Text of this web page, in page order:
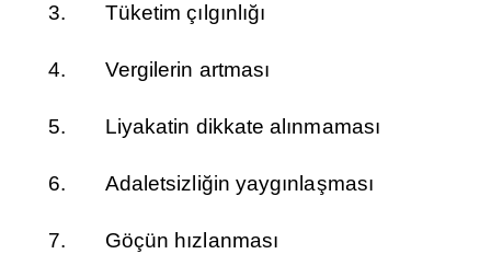
3. Tüketim çılgınlığı
4. Vergilerin artması
5. Liyakatin dikkate alınmaması
6. Adaletsizliğin yaygınlaşması
7. Göçün hızlanması